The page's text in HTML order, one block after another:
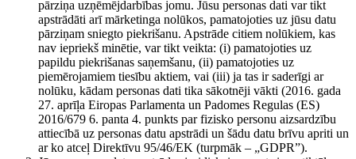
pārziņa uzņēmējdarbības jomu. Jūsu personas dati var tikt
apstrādāti arī mārketinga nolūkos, pamatojoties uz jūsu datu
pārziņam sniegto piekrišanu. Apstrāde citiem nolūkiem, kas
nav iepriekš minētie, var tikt veikta: (i) pamatojoties uz
papildu piekrišanas saņemšanu, (ii) pamatojoties uz
piemērojamiem tiesību aktiem, vai (iii) ja tas ir saderīgi ar
nolūku, kādam personas dati tika sākotnēji vākti (2016. gada
27. aprīļa Eiropas Parlamenta un Padomes Regulas (ES)
2016/679 6. panta 4. punkts par fizisko personu aizsardzību
attiecībā uz personas datu apstrādi un šādu datu brīvu apriti un
ar ko atceļ Direktīvu 95/46/EK (turpmāk – „GDPR”).